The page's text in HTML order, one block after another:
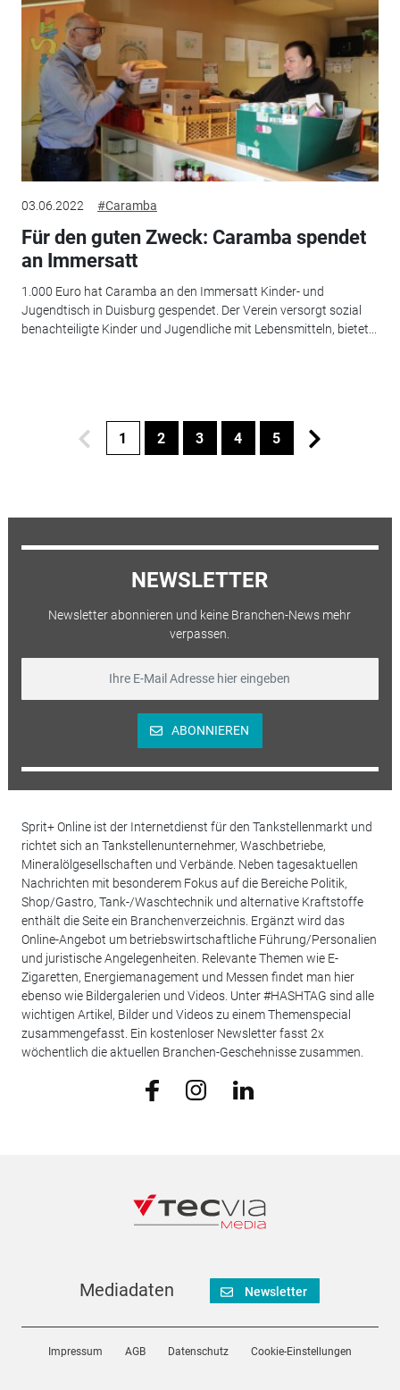
03.06.2022 #Caramba
Für den guten Zweck: Caramba spendet
an Immersatt
1.000 Euro hat Caramba an den Immersatt Kinder- und
Jugendtisch in Duisburg gespendet. Der Verein versorgt sozial
benachteiligte Kinder und Jugendliche mit Lebensmitteln, bietet...
1 2 3 4 5
NEWSLETTER
Newsletter abonnieren und keine Branchen-News mehr
verpassen.
ABONNIEREN
Sprit+ Online ist der Internetdienst für den Tankstellenmarkt und
richtet sich an Tankstellenunternehmer, Waschbetriebe,
Mineralölgesellschaften und Verbände. Neben tagesaktuellen
Nachrichten mit besonderem Fokus auf die Bereiche Politik,
Shop/Gastro, Tank-/Waschtechnik und alternative Kraftstoffe
enthält die Seite ein Branchenverzeichnis. Ergänzt wird das
Online-Angebot um betriebswirtschaftliche Führung/Personalien
und juristische Angelegenheiten. Relevante Themen wie E-
Zigaretten, Energiemanagement und Messen findet man hier
ebenso wie Bildergalerien und Videos. Unter #HASHTAG sind alle
wichtigen Artikel, Bilder und Videos zu einem Themenspecial
zusammengefasst. Ein kostenloser Newsletter fasst 2x
wöchentlich die aktuellen Branchen-Geschehnisse zusammen.
Mediadaten Newsletter
Impressum AGB Datenschutz Cookie-Einstellungen